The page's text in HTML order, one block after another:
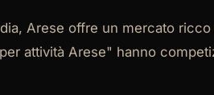
Arese offre un mercato
attività Arese" hanno